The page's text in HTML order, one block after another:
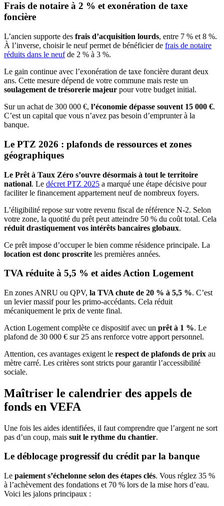
Frais de notaire à 2 % et exonération de taxe
foncière
L’ancien supporte des frais d’acquisition lourds, entre 7 % et 8 %.
À l’inverse, choisir le neuf permet de bénéficier de frais de notaire
réduits dans le neufde 2 % à 3 %.
Le gain continue avec l’exonération de taxe foncière durant deux
ans. Cette mesure dépend de votre commune mais reste un
soulagement de trésorerie majeur pour votre budget initial.
Sur un achat de 300 000 €, l’économie dépasse souvent 15 000 €.
C’est un capital que vous n’avez pas besoin d’emprunter à la
banque.
Le PTZ 2026 : plafonds de ressources et zones
géographiques
Le Prêt à Taux Zéro s’ouvre désormais à tout le territoire
national. Le décret PTZ 2025 a marqué une étape décisive pour
faciliter le financement appartement neuf de nombreux foyers.
L’éligibilité repose sur votre revenu fiscal de référence N-2. Selon
votre zone, la quotité du prêt peut atteindre 50 % du coût total. Cela
réduit drastiquement vos intérêts bancaires globaux.
Ce prêt impose d’occuper le bien comme résidence principale. La
location est donc proscrite les premières années.
TVA réduite à 5,5 % et aides Action Logement
En zones ANRU ou QPV, la TVA chute de 20 % à 5,5 %. C’est
un levier massif pour les primo-accédants. Cela réduit
mécaniquement le prix de vente final.
Action Logement complète ce dispositif avec un prêt à 1 %. Le
plafond de 30 000 € sur 25 ans renforce votre apport personnel.
Attention, ces avantages exigent le respect de plafonds de prix au
mètre carré. Les critères sont stricts pour garantir l’accessibilité
sociale.
Maîtriser le calendrier des appels de
fonds en VEFA
Une fois les aides identifiées, il faut comprendre que l’argent ne sort
pas d’un coup, mais suit le rythme du chantier.
Le déblocage progressif du crédit par la banque
Le paiement s’échelonne selon des étapes clés. Vous réglez 35 %
à l’achèvement des fondations et 70 % lors de la mise hors d’eau.
Voici les jalons principaux :